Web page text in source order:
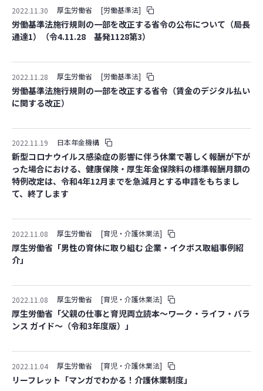
2022.11.30 厚生労働省 [労働基準法]
労働基準法施行規則の一部を改正する省令の公布について（局長
通達1）（令4.11.28 基発1128第3）
2022.11.28 厚生労働省 [労働基準法]
労働基準法施行規則の一部を改正する省令（賃金のデジタル払い
に関する改正）
2022.11.19 日本年金機構
新型コロナウイルス感染症の影響に伴う休業で著しく報酬が下が
った場合における、健康保険・厚生年金保険料の標準報酬月額の
特例改定は、令和4年12月までを急減月とする申請をもちまし
て、終了します
2022.11.08 厚生労働省 [育児・介護休業法]
厚生労働省「男性の育休に取り組む 企業・イクボス取組事例紹
介」
2022.11.08 厚生労働省 [育児・介護休業法]
厚生労働省「父親の仕事と育児両立読本～ワーク・ライフ・バラ
ンス ガイド～（令和3年度版）」
2022.11.04 厚生労働省 [育児・介護休業法]
リーフレット「マンガでわかる！介護休業制度」